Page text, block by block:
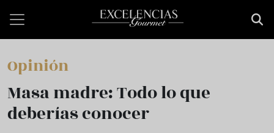
Opinión
Masa madre: Todo lo que
deberías conocer